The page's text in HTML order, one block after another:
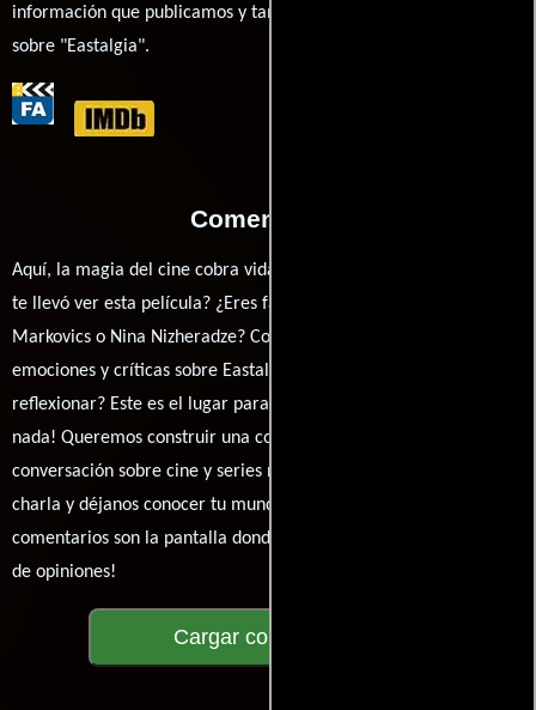
información que publicamos y también ampliar tu conocimiento
sobre "Eastalgia".
Comentarios
Aquí, la magia del cine cobra vida a través de tus opiniones. ¿Qué
te llevó ver esta película? ¿Eres fan de Daria Onyshchenko, Karl
Markovics o Nina Nizheradze? Comparte tus pensamientos,
emociones y críticas sobre Eastalgia. ¿Te hizo reír, llorar o
reflexionar? Este es el lugar para expresarlo. ¡No te guardes
nada! Queremos construir una comunidad apasionada donde la
conversación sobre cine y series nunca se detenga. Únete a la
charla y déjanos conocer tu mundo cinematográfico. ¡Los
comentarios son la pantalla donde se proyecta nuestra diversidad
de opiniones!
Cargar comentarios